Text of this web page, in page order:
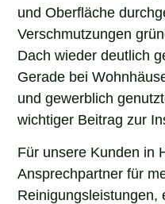
und Oberfläche
Verschmutzungen
Dach wieder deutlich
Gerade bei
und gewerblich
wichtiger Beitrag zur
Für unsere Kunden in
Ansprechpartner für
Reinigungsleistungen,